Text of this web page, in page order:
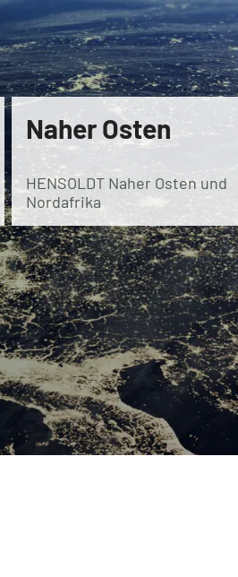
Naher Osten
HENSOLDT Naher Osten und
Nordafrika